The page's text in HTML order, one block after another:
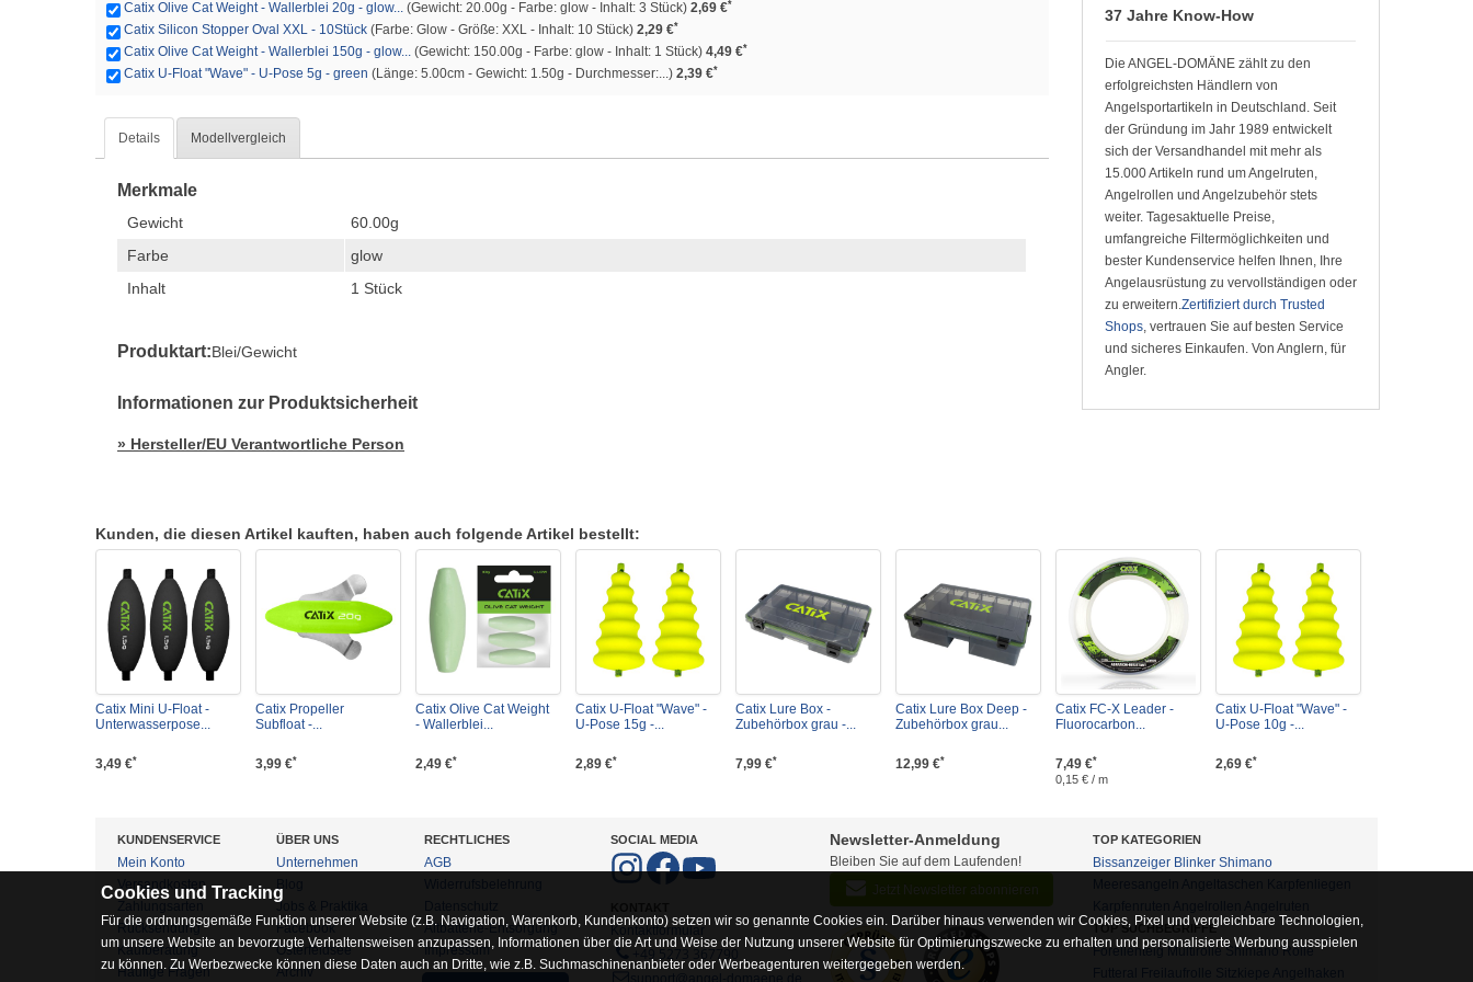
Catix Olive Cat Weight - Wallerblei 20g - glow... (Gewicht: 20.00g - Farbe: glow - Inhalt: 3 Stück) 2,69 €*
Catix Silicon Stopper Oval XXL - 10Stück (Farbe: Glow - Größe: XXL - Inhalt: 10 Stück) 2,29 €*
Catix Olive Cat Weight - Wallerblei 150g - glow... (Gewicht: 150.00g - Farbe: glow - Inhalt: 1 Stück) 4,49 €*
Catix U-Float "Wave" - U-Pose 5g - green (Länge: 5.00cm - Gewicht: 1.50g - Durchmesser:...) 2,39 €*
Details Modellvergleich
Merkmale
Gewicht
60.00g
Farbe
glow
Inhalt
1 Stück
Produktart:Blei/Gewicht
Informationen zur Produktsicherheit
» Hersteller/EU Verantwortliche Person
37 Jahre Know-How
Die ANGEL-DOMÄNE zählt zu den
erfolgreichsten Händlern von
Angelsportartikeln in Deutschland. Seit
der Gründung im Jahr 1989 entwickelt
sich der Versandhandel mit mehr als
15.000 Artikeln rund um Angelruten,
Angelrollen und Angelzubehör stets
weiter. Tagesaktuelle Preise,
umfangreiche Filtermöglichkeiten und
bester Kundenservice helfen Ihnen, Ihre
Angelausrüstung zu vervollständigen oder
zu erweitern.Zertifiziert durch Trusted
Shops, vertrauen Sie auf besten Service
und sicheres Einkaufen. Von Anglern, für
Angler.
Kunden, die diesen Artikel kauften, haben auch folgende Artikel bestellt:
Catix Mini U-Float -
Unterwasserpose...
3,49 €*
Catix Propeller
Subfloat -...
3,99 €*
Catix Olive Cat Weight
- Wallerblei...
2,49 €*
Catix U-Float "Wave" -
U-Pose 15g -...
2,89 €*
Catix Lure Box -
Zubehörbox grau -...
7,99 €*
Catix Lure Box Deep -
Zubehörbox grau...
12,99 €*
Catix FC-X Leader -
Fluorocarbon...
7,49 €*
0,15 € / m
Catix U-Float "Wave" -
U-Pose 10g -...
2,69 €*
KUNDENSERVICE
Mein Konto
Versandkosten
Rücksendung
Kaufberatung
Häufige Fragen
ÜBER UNS
Unternehmen
Jobs & Praktika
Facebook
Osterfeldsee
Archiv
RECHTLICHES
AGB
Altbatterie-Entsorgung
Impressum
SOCIAL MEDIA
Kontaktformular
Newsletter-Anmeldung
Bleiben Sie auf dem Laufenden!
Jetzt Newsletter abonnieren
TOP KATEGORIEN
Bissanzeiger Blinker Shimano
TOP SUCHBEGRIFFE
Forellenteig Multirolle Shimano Rolle
Cookies und Tracking
Für die ordnungsgemäße Funktion unserer Website (z.B. Navigation, Warenkorb, Kundenkonto) setzen wir so genannte Cookies ein. Darüber hinaus verwenden wir Cookies, Pixel und vergleichbare Technologien,
um unsere Website an bevorzugte Verhaltensweisen anzupassen, Informationen über die Art und Weise der Nutzung unserer Website für Optimierungszwecke zu erhalten und personalisierte Werbung ausspielen
zu können. Zu Werbezwecke können diese Daten auch an Dritte, wie z.B. Suchmaschinenanbieter oder Werbeagenturen weitergegeben werden.